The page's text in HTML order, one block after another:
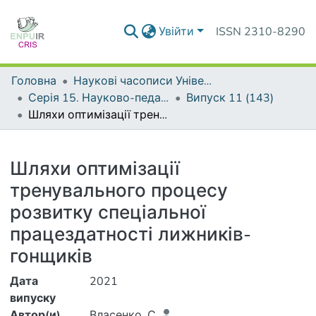
Увійти ISSN 2310-8290
Головна
Наукові часописи Університету
Серія 15. Науково-педагогічні проблеми фізичної культури (фізична культура і спорт)
Випуск 11 (143)
Шляхи оптимізації тренувального процесу розвитку спеціальної працездатності лижників-гонщиків
Шляхи оптимізації
тренувального процесу
розвитку спеціальної
працездатності лижників-
гонщиків
Дата
випуску
2021